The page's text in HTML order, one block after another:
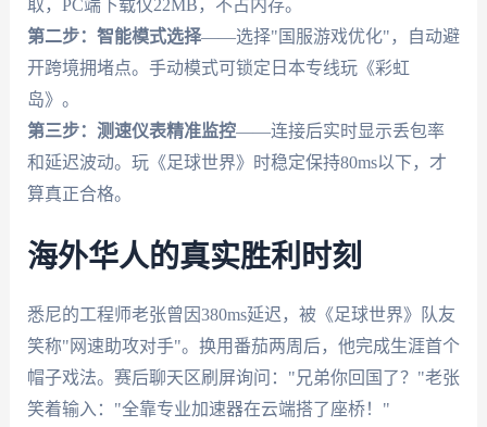
取，PC端下载仅22MB，不占内存。
第二步：智能模式选择——选择"国服游戏优化"，自动避
开跨境拥堵点。手动模式可锁定日本专线玩《彩虹
岛》。
第三步：测速仪表精准监控——连接后实时显示丢包率
和延迟波动。玩《足球世界》时稳定保持80ms以下，才
算真正合格。
海外华人的真实胜利时刻
悉尼的工程师老张曾因380ms延迟，被《足球世界》队友
笑称"网速助攻对手"。换用番茄两周后，他完成生涯首个
帽子戏法。赛后聊天区刷屏询问："兄弟你回国了？"老张
笑着输入："全靠专业加速器在云端搭了座桥！"